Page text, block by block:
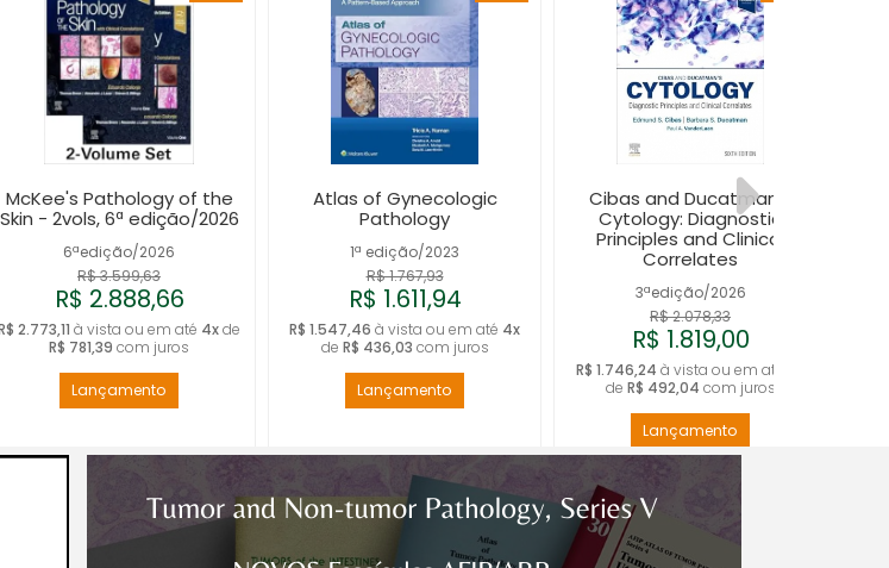
6ªedição/2026
McKee's Pathology of the
Skin - 2vols, 6ª edição/2026
R$ 3.599,63
R$ 2.888,66
2.773,11 à vista ou em até 4xde
R$ 781,39 com juros
Lançamento
1ª edição/2023
Atlas of Gynecologic
Pathology
R$ 1.767,93
R$ 1.611,94
R$ 1.547,46 à vista ou em até 4x
de R$ 436,03 com juros
Lançamento
3ªedição/2026
Cibas and Ducatman's
Cytology: Diagnostic
Principles and Clinical
Correlates
R$ 2.078,33
R$ 1.819,00
R$ 1.746,24 à vista ou em até
de R$ 492,04 com juros
Lançamento